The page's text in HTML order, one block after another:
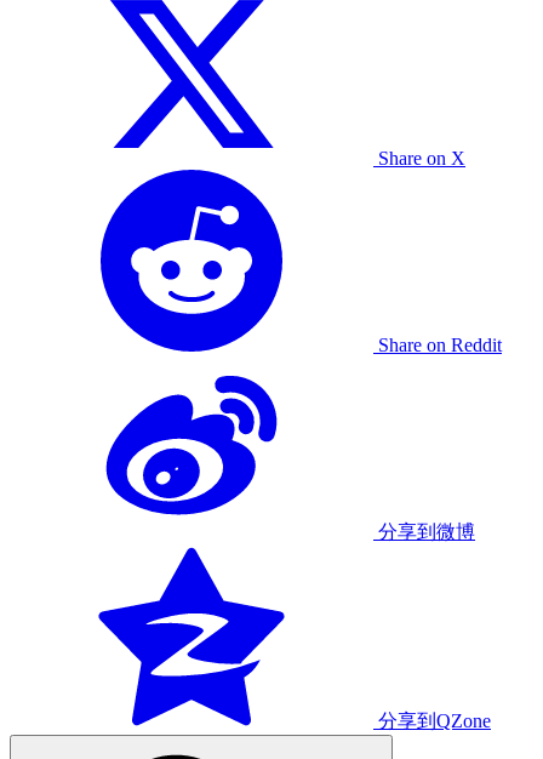
Share on X
Share on Reddit
分享到微博
分享到QZone